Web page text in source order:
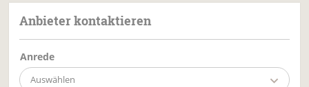
Anbieter kontaktieren
Anrede
Auswählen